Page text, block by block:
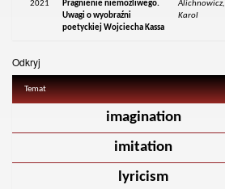
2021
Pragnienie niemożliwego.
Uwagi o wyobraźni
poetyckiej Wojciecha Kassa
Alichnowicz,
Karol
Odkryj
Temat
imagination
imitation
lyricism